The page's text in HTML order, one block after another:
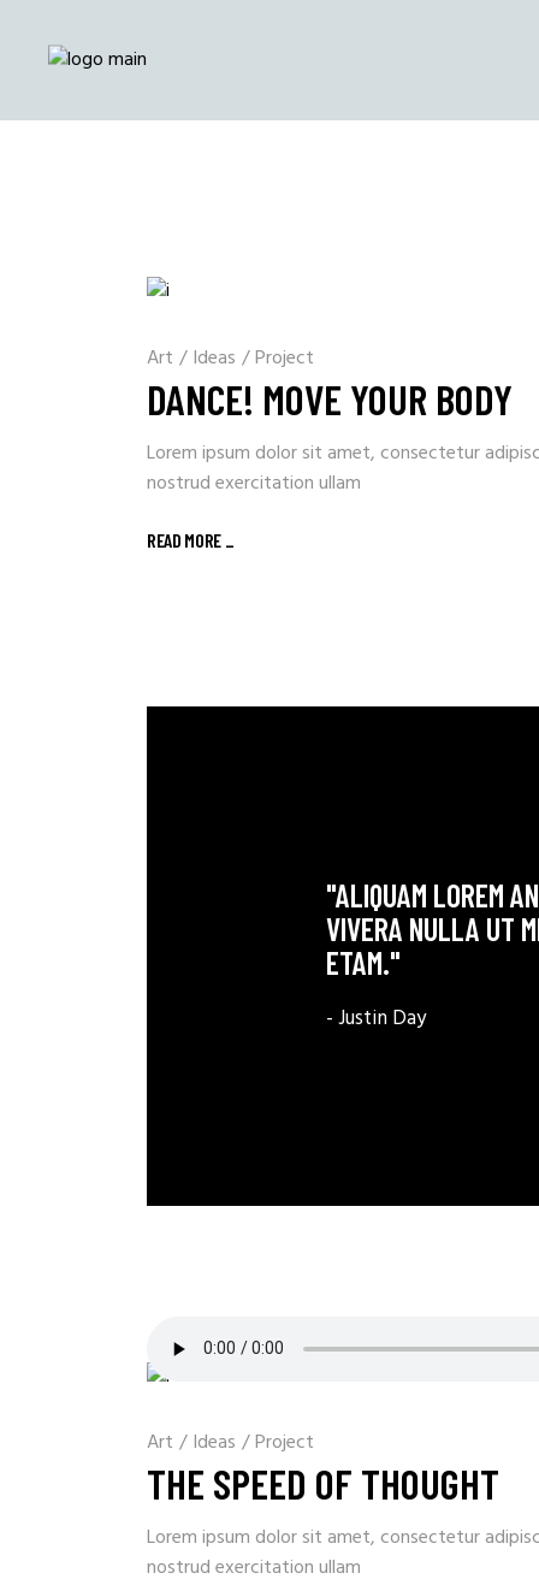
Art / Ideas /Project
DANCE! MOVE YOUR BODY
Lorem ipsum dolor sit amet, consectetur
nostrud exercitation ullam
READ MORE _
"ALIQUAM LOREM
VIVERA NULLA UT
ETAM."
- Justin Day
Art / Ideas /Project
THE SPEED OF THOUGHT
Lorem ipsum dolor sit amet, consectetur
nostrud exercitation ullam